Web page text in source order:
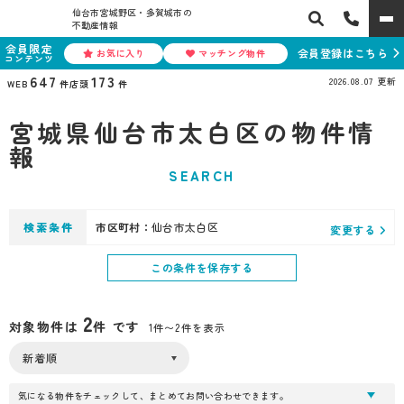
仙台市宮城野区・多賀城市の
不動産情報
会員限定
コンテンツ お気に入り マッチング物件 会員登録はこちら
WEB 647 件店頭 173 件 2026.08.07 更新
宮城県仙台市太白区の物件情
報
SEARCH
検索条件 市区町村： 仙台市太白区 変更する
この条件を保存する
対象物件は 2件 です 1件〜2件を表示
気になる物件をチェックして、まとめてお問い合わせできます。